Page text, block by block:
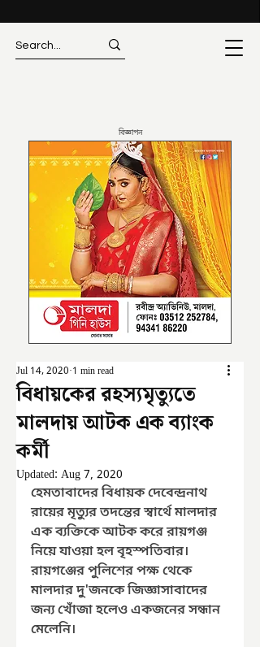
বিজ্ঞাপন
বিধায়কের রহস্যমৃত্যুতে
মালদায় আটক এক ব্যাংক
কর্মী
Jul 14, 2020 1 min read
Updated: Aug 7, 2020
হেমতাবাদের বিধায়ক দেবেন্দ্রনাথ
রায়ের মৃত্যুর তদন্তের স্বার্থে মালদার
এক ব্যক্তিকে আটক করে রায়গঞ্জ
নিয়ে যাওয়া হল বৃহস্পতিবার।
রায়গঞ্জের পুলিশের পক্ষ থেকে
মালদার দু'জনকে জিজ্ঞাসাবাদের
জন্য খোঁজা হলেও একজনের সন্ধান
মেলেনি।